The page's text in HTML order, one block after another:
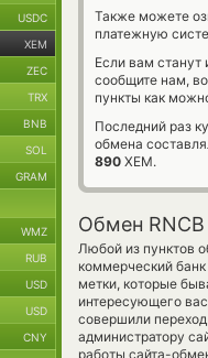
Также можете
платежную
Если вам
сообщите нам,
пункты как
Последний раз
обмена
890 XEM.
Обмен RNCB
Любой из пунктов
коммерческий банк
метки, которые
интересующего
совершили
администратору
работы сайта-
USDC
XEM
ZEC
TRX
BNB
SOL
GRAM
WMZ
RUB
USD
USD
CNY